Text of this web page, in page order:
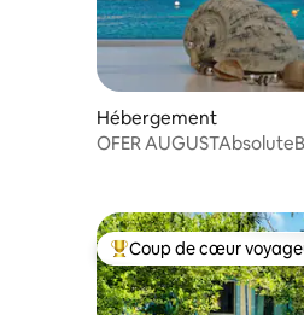
Hébergement
OFER
Coups de cœur
Coup de cœur